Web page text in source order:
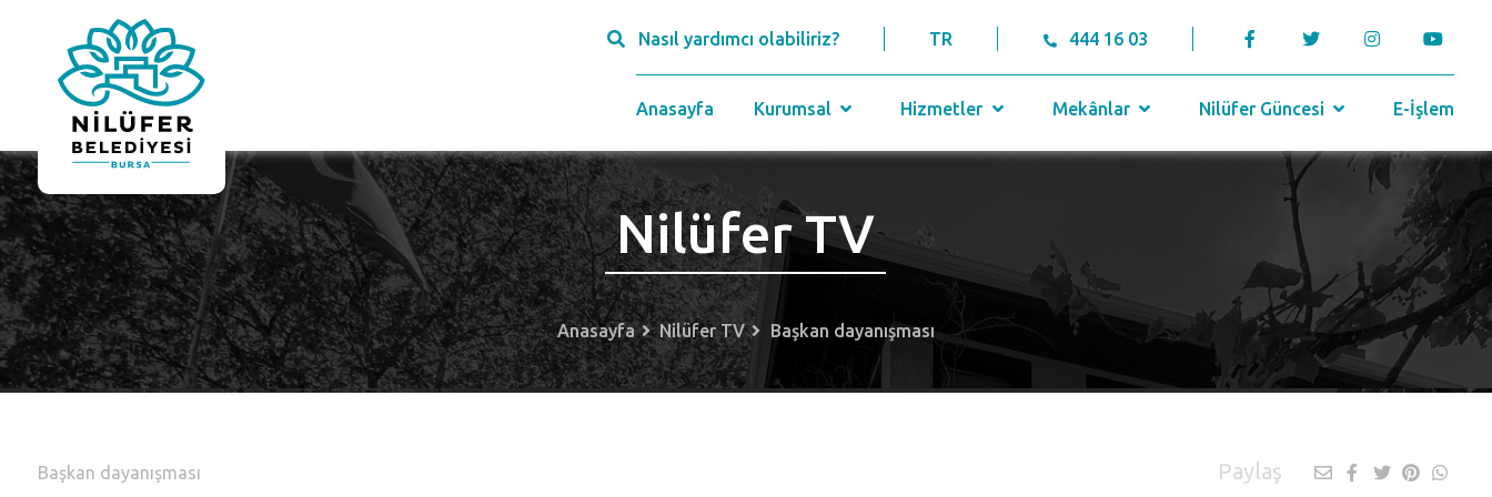
Nasıl yardımcı olabiliriz? TR 444 16 03
Anasayfa Kurumsal Hizmetler Mekânlar Nilüfer Güncesi E-İşlem
Nilüfer TV
Anasayfa Nilüfer TV Başkan dayanışması
Başkan dayanışması Paylaş